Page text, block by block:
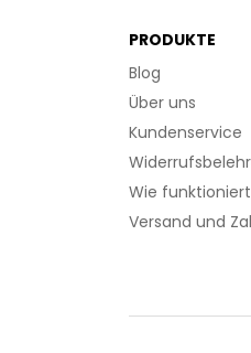
PRODUKTE
Blog
Über uns
Kundenservice
Wie
Versand und